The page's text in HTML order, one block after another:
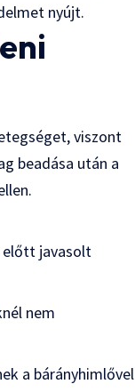
nyújt.
viszont
beadása után a
előtt javasolt
nem
a bárányhimlővel